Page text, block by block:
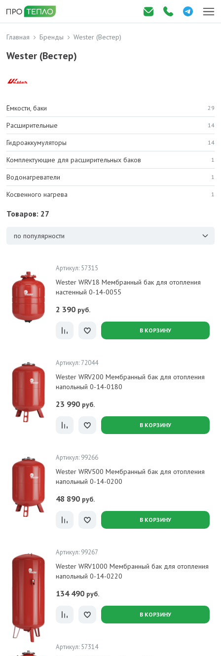
Главная Бренды Wester (Вестер)
Wester (Вестер)
Ёмкости, баки 29
Расширительные 14
Гидроаккумуляторы 14
Комплектующие для расширительных баков 1
Водонагреватели 1
Косвенного нагрева 1
Товаров: 27
по популярности
Артикул: 57315
Wester WRV18 Мембранный бак для отопления
настенный 0-14-0055
2 390 руб.
В КОРЗИНУ
Артикул: 72044
Wester WRV200 Мембранный бак для отопления
напольный 0-14-0180
23 990 руб.
В КОРЗИНУ
Артикул: 99266
Wester WRV500 Мембранный бак для отопления
напольный 0-14-0200
48 890 руб.
В КОРЗИНУ
Артикул: 99267
Wester WRV1000 Мембранный бак для отопления
напольный 0-14-0220
134 490 руб.
В КОРЗИНУ
Артикул: 57314